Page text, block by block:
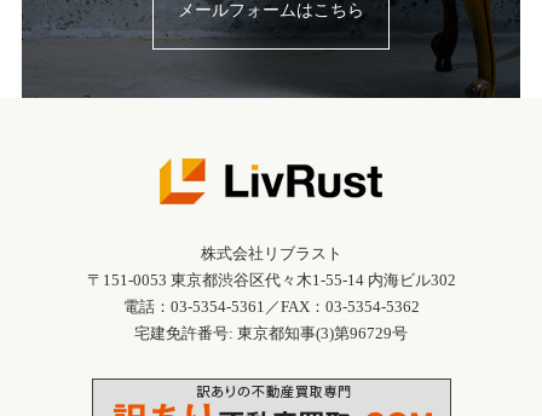
メールフォームはこちら
株式会社リブラスト
〒151-0053 東京都渋谷区代々木1-55-14 内海ビル302
電話：03-5354-5361／FAX：03-5354-5362
宅建免許番号: 東京都知事(3)第96729号